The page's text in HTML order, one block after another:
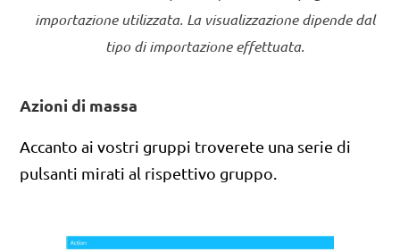
importazione utilizzata. La visualizzazione dipende dal
tipo di importazione effettuata.
Azioni di massa
Accanto ai vostri gruppi troverete una serie di
pulsanti mirati al rispettivo gruppo.